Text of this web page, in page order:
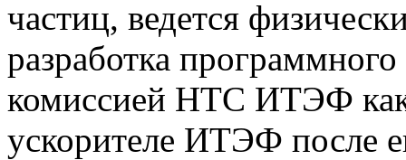
частиц, ведется
разработка
комиссией НТС ИТЭФ
ускорителе ИТЭФ после